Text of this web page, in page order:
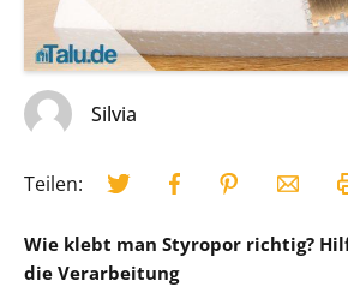
Silvia
Teilen:
Wie klebt man Styropor richtig?
die Verarbeitung